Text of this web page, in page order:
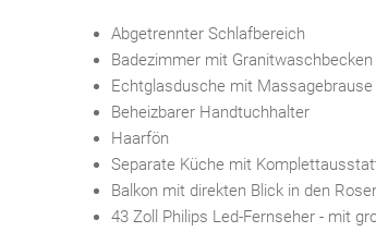
Abgetrennter Schlafbereich
Badezimmer mit Granitwaschbecken
Echtglasdusche mit Massagebrause
Beheizbarer Handtuchhalter
Haarfön
Separate Küche mit
Balkon mit direkten Blick in den
43 Zoll Philips Led-Fernseher - mit